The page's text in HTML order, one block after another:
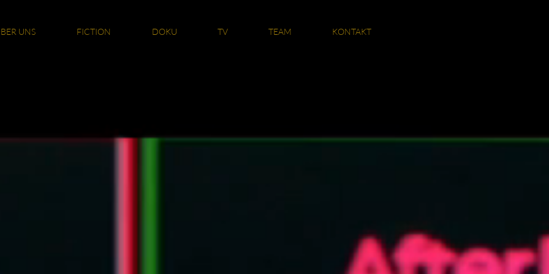
UNS FICTION DOKU TV TEAM KONTAKT